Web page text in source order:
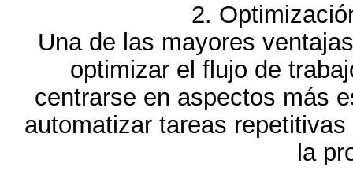
2.
Una de las mayores
optimizar el flujo de
centrarse en aspectos más
automatizar tareas
la